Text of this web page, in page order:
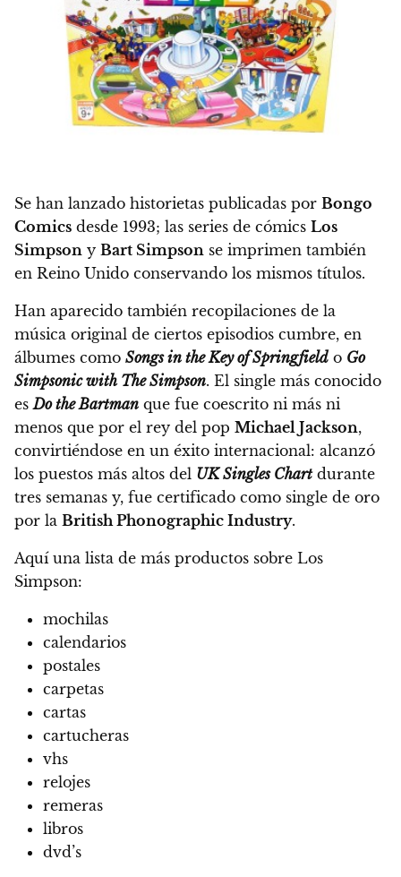
Se han lanzado historietas publicadas por Bongo
Comics desde 1993; las series de cómics Los
Simpson y Bart Simpson se imprimen también
en Reino Unido conservando los mismos títulos.
Han aparecido también recopilaciones de la
música original de ciertos episodios cumbre, en
álbumes como Songs in the Key of Springfield o Go
Simpsonic with The Simpson. El single más conocido
esDo the Bartman que fue coescrito ni más ni
menos que por el rey del pop Michael Jackson,
convirtiéndose en un éxito internacional: alcanzó
los puestos más altos del UK Singles Chartdurante
tres semanas y, fue certificado como single de oro
por la British Phonographic Industry.
Aquí una lista de más productos sobre Los
Simpson:
mochilas
calendarios
postales
carpetas
cartas
cartucheras
vhs
relojes
remeras
libros
dvd’s